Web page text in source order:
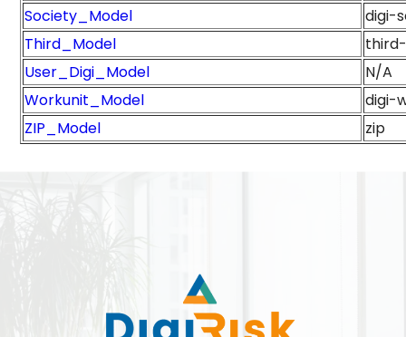
Society_Model
digi-
Third_Model
User_Digi_Model
N/A
Workunit_Model
digi-
ZIP_Model
zip